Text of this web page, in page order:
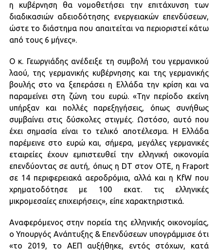
η κυβέρνηση θα νομοθετήσει την επιτάχυνση των
διαδικασιών αδειοδότησης ενεργειακών επενδύσεων,
ώστε το διάστημα που απαιτείται να περιοριστεί κάτω
από τους 6 μήνες».
Ο κ. Γεωργιάδης ανέδειξε τη συμβολή του γερμανικού
λαού, της γερμανικής κυβέρνησης και της γερμανικής
βουλής στο να ξεπεράσει η Ελλάδα την κρίση και να
παραμείνει στη ζώνη του ευρώ. «Την περίοδο εκείνη
υπήρξαν και πολλές παρεξηγήσεις, όπως συνήθως
συμβαίνει στις δύσκολες στιγμές. Ωστόσο, αυτό που
έχει σημασία είναι το τελικό αποτέλεσμα. Η Ελλάδα
παρέμεινε στο ευρώ και, σήμερα, μεγάλες γερμανικές
εταιρείες έχουν εμπιστευθεί την ελληνική οικονομία
επενδύοντας σε αυτή, όπως η DT στον OTE, η Fraport
σε 14 περιφερειακά αεροδρόμια, αλλά και η KfW που
χρηματοδότησε με 100 εκατ. τις ελληνικές
μικρομεσαίες επιχειρήσεις», είπε χαρακτηριστικά.
Αναφερόμενος στην πορεία της ελληνικής οικονομίας,
ο Υπουργός Ανάπτυξης & Επενδύσεων υπογράμμισε ότι
«το 2019, το ΑΕΠ αυξήθηκε, εντός στόχων, κατά